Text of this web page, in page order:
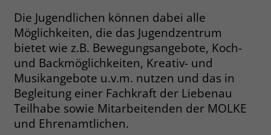
Die Jugendlichen können dabei alle
Möglichkeiten, die das Jugendzentrum
bietet wie z.B. Bewegungsangebote, Koch-
und Backmöglichkeiten, Kreativ- und
Musikangebote u.v.m. nutzen und das in
Begleitung einer Fachkraft der Liebenau
Teilhabe sowie Mitarbeitenden der MOLKE
und Ehrenamtlichen.
Laufzeit Session
Zweck
Behält die Zustände des Benutzers bei
allen Seitenanfragen bei.
Laufzeit 90 Tage
Zweck
Dieses Cookie wird gesetzt, wenn ein
User über einen Klick auf eine Google
Werbeanzeige auf die Website gelangt.
Es enthält Informationen darüber,
welche Werbeanzeige geklickt wurde,
sodass erzielte Erfolge wie z.B.
Bestellungen oder Kontaktanfragen der